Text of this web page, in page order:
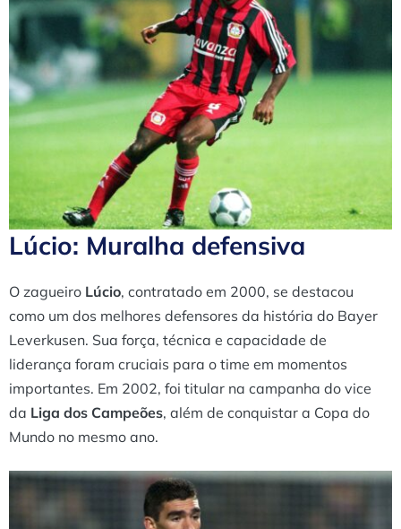
Lúcio: Muralha defensiva
O zagueiro Lúcio, contratado em 2000, se destacou
como um dos melhores defensores da história do Bayer
Leverkusen. Sua força, técnica e capacidade de
liderança foram cruciais para o time em momentos
importantes. Em 2002, foi titular na campanha do vice
da Liga dos Campeões, além de conquistar a Copa do
Mundo no mesmo ano.